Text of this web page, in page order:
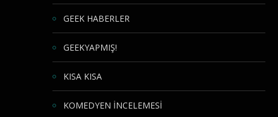
GEEK HABERLER
GEEKYAPMIŞ!
KISA KISA
KOMEDYEN İNCELEMESİ